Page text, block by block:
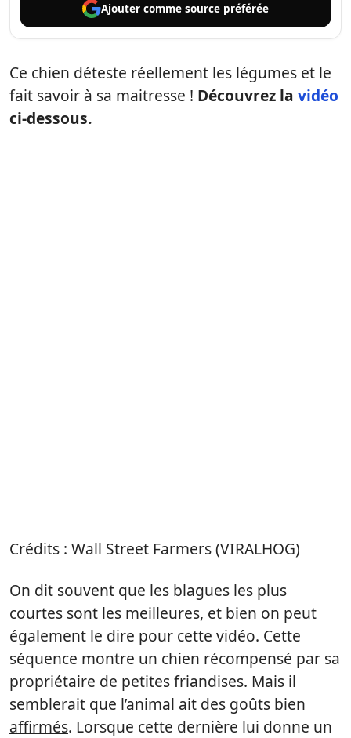
Ajouter comme source préférée
Ce chien déteste réellement les légumes et le
fait savoir à sa maitresse ! Découvrez la vidéo
ci-dessous.
Crédits : Wall Street Farmers (VIRALHOG)
On dit souvent que les blagues les plus
courtes sont les meilleures, et bien on peut
également le dire pour cette vidéo. Cette
séquence montre un chien récompensé par sa
propriétaire de petites friandises. Mais il
semblerait que l’animal ait des goûts bien
affirmés. Lorsque cette dernière lui donne un